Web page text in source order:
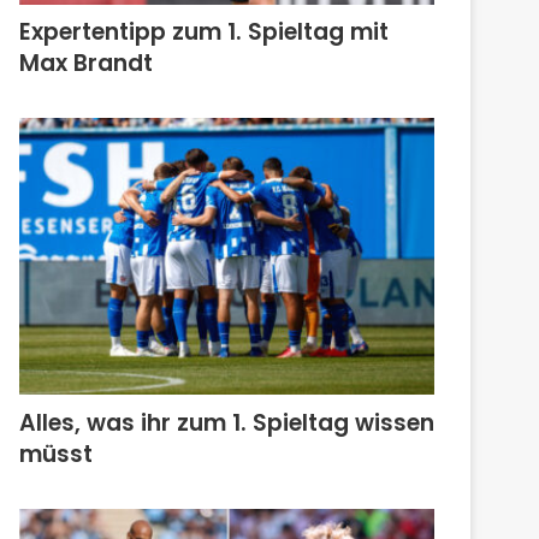
Expertentipp zum 1. Spieltag mit
Max Brandt
Alles, was ihr zum 1. Spieltag wissen
müsst